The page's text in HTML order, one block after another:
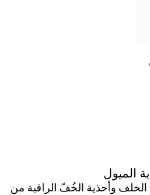
الميول
الخلف وأحذية الخُفّ الراقية من